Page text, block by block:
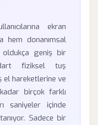
ekran
hem donanımsal
oldukça geniş bir
fiziksel tuş
el hareketlerine ve
birçok farklı
saniyeler içinde
Sadece bir